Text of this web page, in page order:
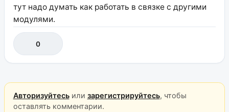
тут надо думать как работать в связке с другими
модулями.
0
Авторизуйтесьили зарегистрируйтесь, чтобы
оставлять комментарии.